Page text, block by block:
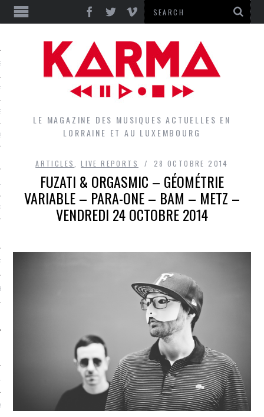
GROUPES DU LOCAL
LE MAGAZINE DES MUSIQUES ACTUELLES EN
LORRAINE ET AU LUXEMBOURG
ARTICLES ,LIVE REPORTS 28 OCTOBRE 2014
FUZATI & ORGASMIC – GÉOMÉTRIE
VARIABLE – PARA-ONE – BAM – METZ –
VENDREDI 24 OCTOBRE 2014